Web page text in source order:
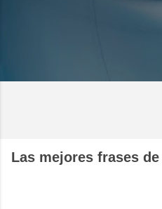
Las mejores frases